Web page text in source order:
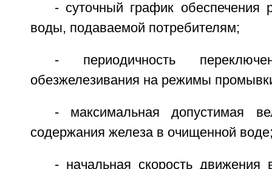
- суточный график обеспечения
воды, подаваемой потребителям;
- периодичность
обезжелезивания на режимы
- максимальная допустимая
содержания железа в очищенной
- начальная скорость